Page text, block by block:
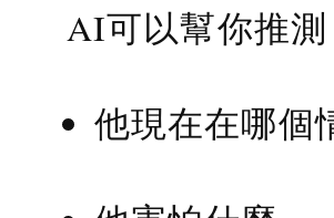
AI可以幫你推測
他現在在哪個